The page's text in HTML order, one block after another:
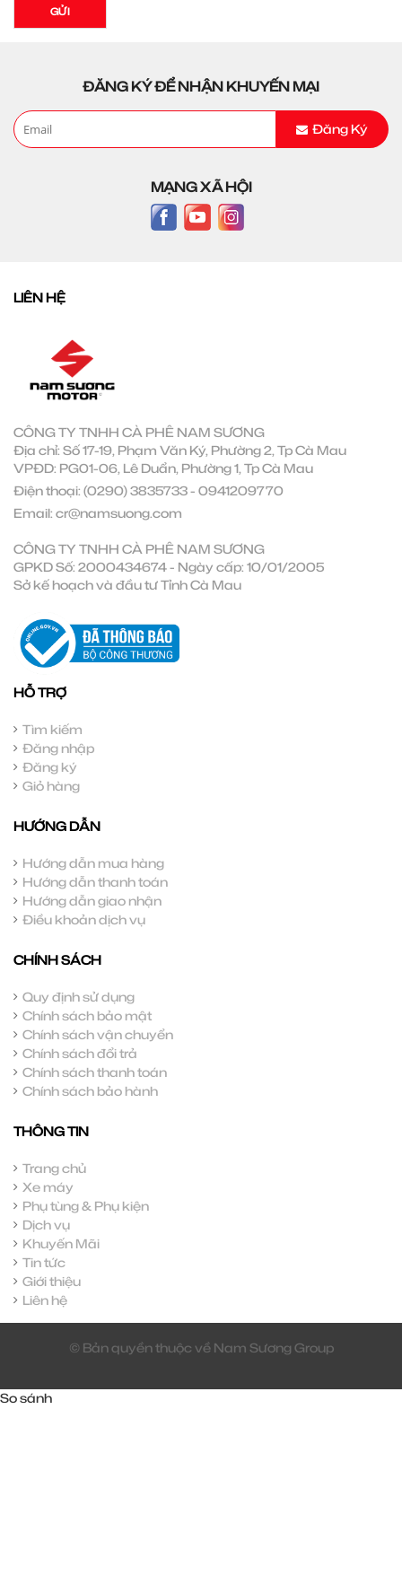
GỬI
ĐĂNG KÝ ĐỂ NHẬN KHUYẾN MẠI
Đăng Ký
MẠNG XÃ HỘI
LIÊN HỆ
CÔNG TY TNHH CÀ PHÊ NAM SƯƠNG
Địa chỉ: Số 17-19, Phạm Văn Ký, Phường 2, Tp Cà Mau
VPĐD: PG01-06, Lê Duẩn, Phường 1, Tp Cà Mau
Điện thoại: (0290) 3835733- 0941209770
Email: cr@namsuong.com
CÔNG TY TNHH CÀ PHÊ NAM SƯƠNG
GPKD Số: 2000434674 - Ngày cấp: 10/01/2005
Sở kế hoạch và đầu tư Tỉnh Cà Mau
HỖ TRỢ
Tìm kiếm
Đăng nhập
Đăng ký
Giỏ hàng
HƯỚNG DẪN
Hướng dẫn mua hàng
Hướng dẫn thanh toán
Hướng dẫn giao nhận
Điều khoản dịch vụ
CHÍNH SÁCH
Quy định sử dụng
Chính sách bảo mật
Chính sách vận chuyển
Chính sách đổi trả
Chính sách thanh toán
Chính sách bảo hành
THÔNG TIN
Trang chủ
Xe máy
Phụ tùng & Phụ kiện
Dịch vụ
Khuyến Mãi
Tin tức
Giới thiệu
Liên hệ
© Bản quyền thuộc về Nam Sương Group
So sánh